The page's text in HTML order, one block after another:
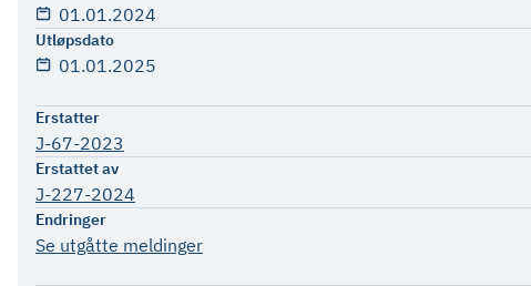
01.01.2024
Utløpsdato
01.01.2025
Erstatter
J-67-2023
Erstattet av
J-227-2024
Endringer
Se utgåtte meldinger